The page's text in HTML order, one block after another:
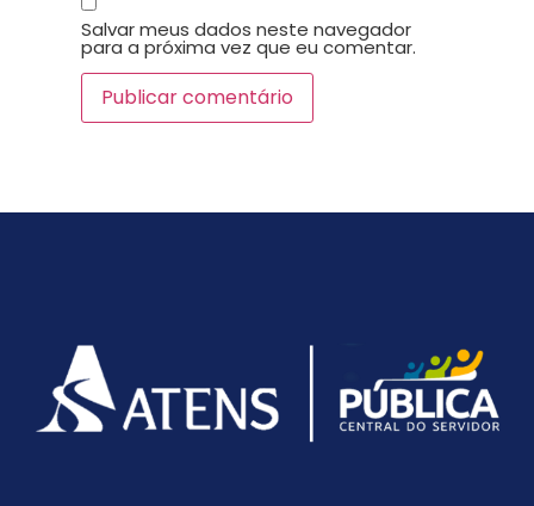
Salvar meus dados neste navegador
para a próxima vez que eu comentar.